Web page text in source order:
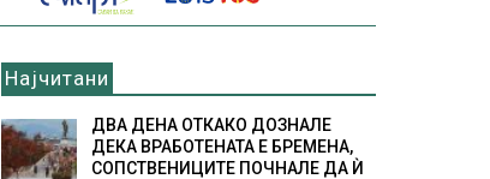
Најчитани
ДВА ДЕНА ОТКАКО ДОЗНАЛЕ
ДЕКА ВРАБОТЕНАТА Е БРЕМЕНА,
СОПСТВЕНИЦИТЕ ПОЧНАЛЕ ДА Ѝ